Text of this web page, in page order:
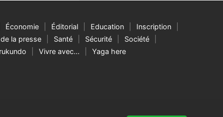
Économie Éditorial Education
Inscription
la presse Santé Sécurité
Société
Vivre avec… Yaga here